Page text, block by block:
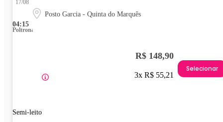
04:15
17/08
Posto Garcia - Quinta do Marquês
Poltrona
Semi-leito
R$ 148,90
3x R$ 55,21
Selecionar